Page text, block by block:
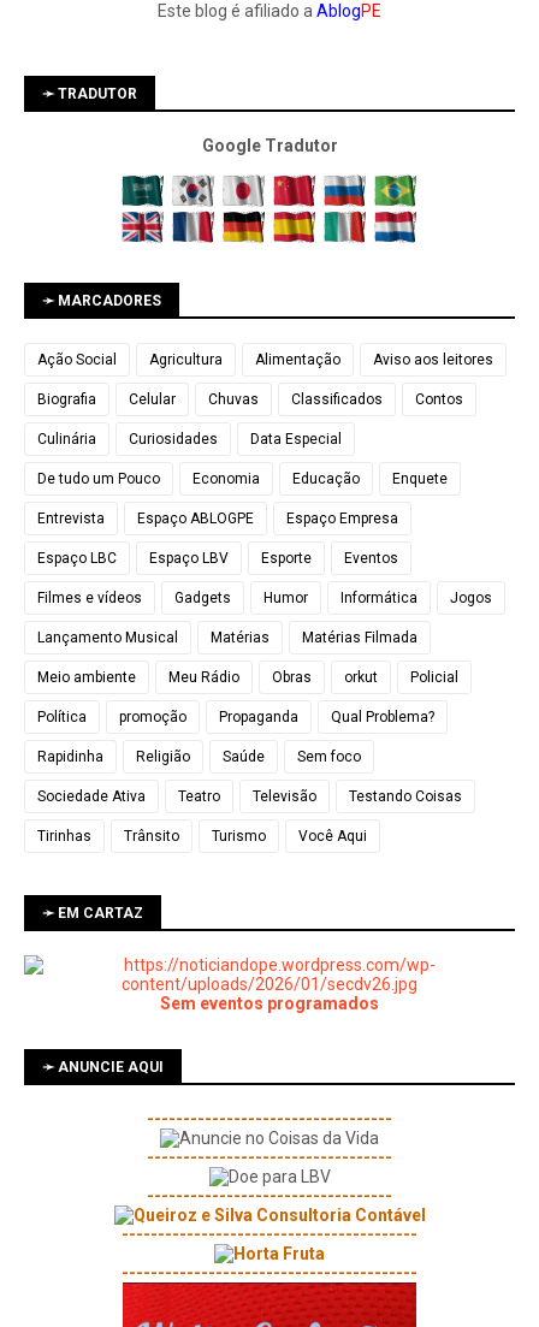
Este blog é afiliado aAblogPE
➛ TRADUTOR
Google Tradutor
➛ MARCADORES
Ação Social Agricultura Alimentação Aviso aos leitores
Biografia Celular Chuvas Classificados Contos
Culinária Curiosidades Data Especial
De tudo um Pouco Economia Educação Enquete
Entrevista Espaço ABLOGPE Espaço Empresa
Espaço LBC Espaço LBV Esporte Eventos
Filmes e vídeos Gadgets Humor Informática Jogos
Lançamento Musical Matérias Matérias Filmada
Meio ambiente Meu Rádio Obras orkut Policial
Política promoção Propaganda Qual Problema?
Rapidinha Religião Saúde Sem foco
Sociedade Ativa Teatro Televisão Testando Coisas
Tirinhas Trânsito Turismo Você Aqui
➛ EM CARTAZ
Sem eventos programados
➛ ANUNCIE AQUI
----------------------------------
----------------------------------
----------------------------------
-----------------------------------------
-----------------------------------------